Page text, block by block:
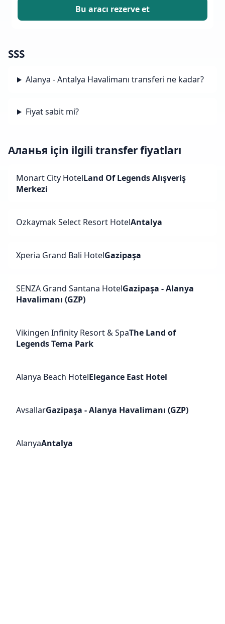
Bu aracı rezerve et
SSS
Alanya - Antalya Havalimanı transferi ne kadar?
Fiyat sabit mi?
Аланья için ilgili transfer fiyatları
Monart City HotelLand Of Legends Alışveriş
Merkezi
Ozkaymak Select Resort HotelAntalya
Xperia Grand Bali HotelGazipaşa
SENZA Grand Santana HotelGazipaşa - Alanya
Havalimanı (GZP)
Vikingen Infinity Resort & SpaThe Land of
Legends Tema Park
Alanya Beach HotelElegance East Hotel
AvsallarGazipaşa - Alanya Havalimanı (GZP)
AlanyaAntalya